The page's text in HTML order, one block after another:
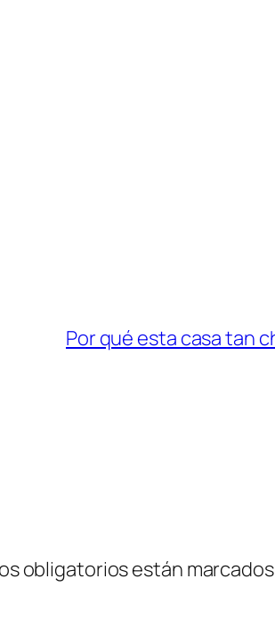
Por qué esta casa tan
obligatorios están